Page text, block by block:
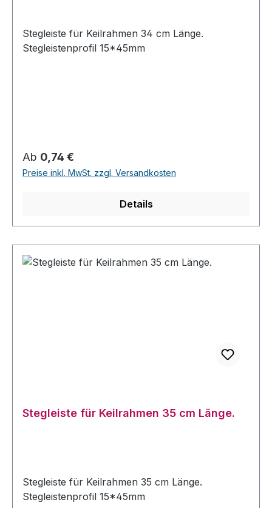
Stegleiste für Keilrahmen 34 cm Länge.
Stegleistenprofil 15*45mm
Regulärer Preis:
Ab 0,74 €
Preise inkl. MwSt. zzgl. Versandkosten
Details
Stegleiste für Keilrahmen 35 cm Länge.
Stegleiste für Keilrahmen 35 cm Länge.
Stegleistenprofil 15*45mm